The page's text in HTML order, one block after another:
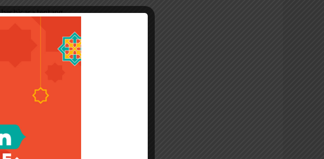
berbicara tentang
warna yang Anda
akan membuat
kertas biasa
sprei.